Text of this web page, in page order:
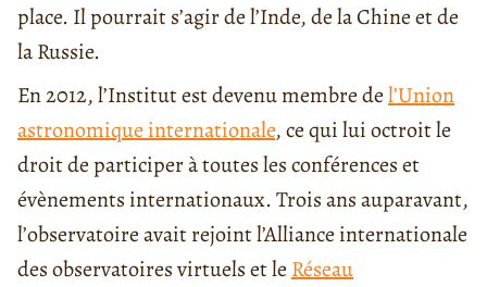
place. Il pourrait s’agir de l’Inde, de la Chine et de
la Russie.
En 2012, l’Institut est devenu membre del’Union
astronomique internationale, ce qui lui octroit le
droit de participer à toutes les conférences et
évènements internationaux. Trois ans auparavant,
l’observatoire avait rejoint l’Alliance internationale
des observatoires virtuels et le Réseau